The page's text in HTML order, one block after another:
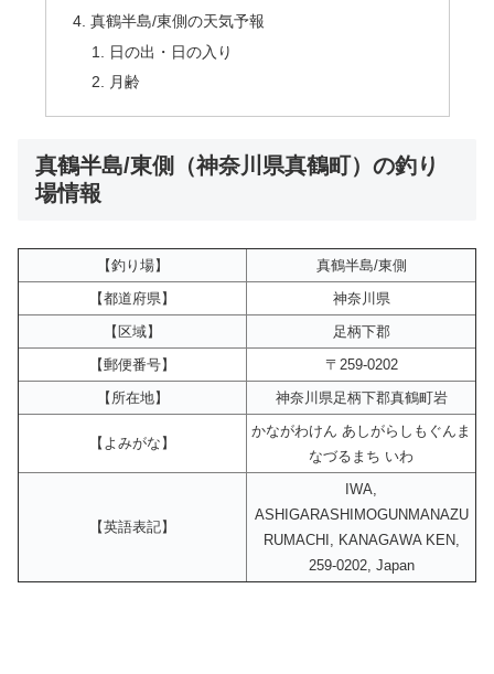
真鶴半島/東側の天気予報
日の出・日の入り
月齢
真鶴半島/東側（神奈川県真鶴町）の釣り
場情報
【釣り場】
真鶴半島/東側
【都道府県】
神奈川県
【区域】
足柄下郡
【郵便番号】
〒259-0202
【所在地】
神奈川県足柄下郡真鶴町岩
【よみがな】
かながわけん あしがらしもぐんま
なづるまち いわ
【英語表記】
IWA,
ASHIGARASHIMOGUNMANAZU
RUMACHI, KANAGAWA KEN,
259-0202, Japan